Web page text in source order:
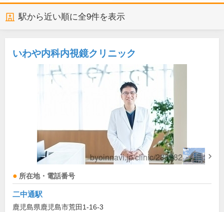
駅から近い順に全9件を表示
いわや内科内視鏡クリニック
所在地・電話番号
二中通駅
鹿児島県鹿児島市荒田1-16-3